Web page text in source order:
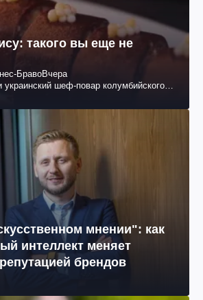
такого вы еще не
БравоВчера
украинский шеф-повар колумбийского
мнении": как
интеллект меняет
брендов